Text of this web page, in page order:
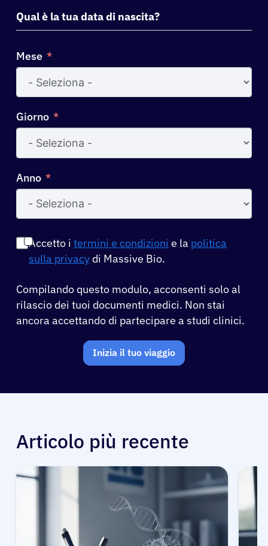
+1
Qual è la tua data di nascita?
Mese
Giorno
Anno
Accetto i termini e condizioni e la politica
sulla privacy di Massive Bio.
Compilando questo modulo, acconsenti solo al
rilascio dei tuoi documenti medici. Non stai
ancora accettando di partecipare a studi clinici.
Inizia il tuo viaggio
Articolo più recente